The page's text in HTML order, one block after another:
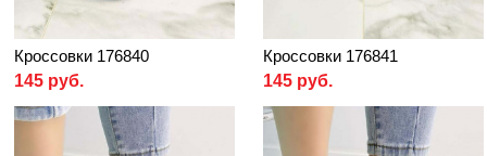
Кроссовки 176840
145 руб.
Кроссовки 176841
145 руб.